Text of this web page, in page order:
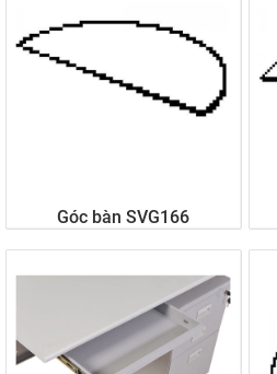
Góc bàn SVG166